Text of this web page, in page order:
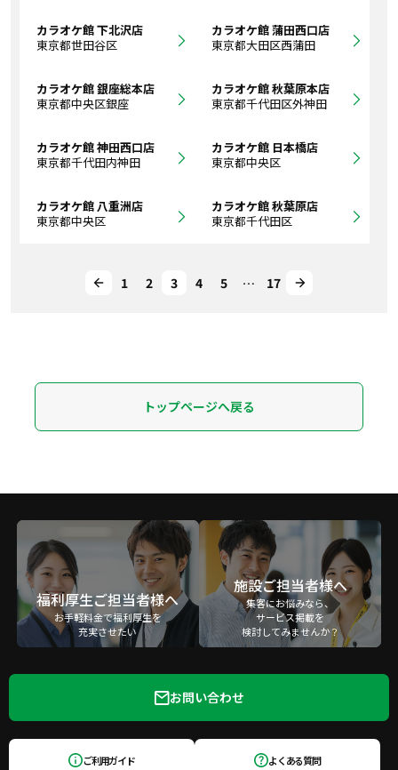
カラオケ館 下北沢店
東京都世田谷区
カラオケ館 蒲田西口店
東京都大田区西蒲田
カラオケ館 銀座総本店
東京都中央区銀座
カラオケ館 秋葉原本店
東京都千代田区外神田
カラオケ館 神田西口店
東京都千代田内神田
カラオケ館 日本橋店
東京都中央区
カラオケ館 八重洲店
東京都中央区
カラオケ館 秋葉原店
東京都千代田区
1 2 3 4 5 … 17
トップページへ戻る
福利厚生ご担当者様へ
お手軽料金で福利厚生を
充実させたい
施設ご担当者様へ
集客にお悩みなら、
サービス掲載を
検討してみませんか？
お問い合わせ
ご利用ガイド よくある質問